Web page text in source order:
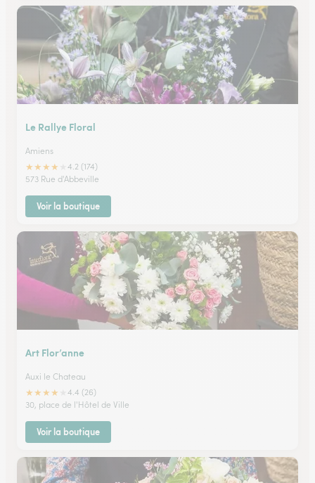
Le Rallye Floral
Amiens
★★★★
4.2 (174)
573 Rue d'Abbeville
Voir la boutique
Art Flor’anne
Auxi le Chateau
★★★★
4.4 (26)
30, place de l'Hôtel de Ville
Voir la boutique